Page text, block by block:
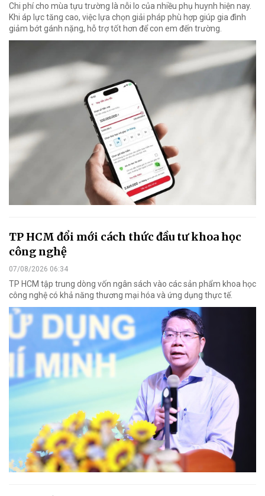
Chi phí cho mùa tựu trường là nỗi lo của nhiều phụ huynh hiện nay.
Khi áp lực tăng cao, việc lựa chọn giải pháp phù hợp giúp gia đình
giảm bớt gánh nặng, hỗ trợ tốt hơn để con em đến trường.
TP HCM đổi mới cách thức đầu tư khoa học
công nghệ
07/08/2026 06:34
TP HCM tập trung dòng vốn ngân sách vào các sản phẩm khoa học
công nghệ có khả năng thương mại hóa và ứng dụng thực tế.